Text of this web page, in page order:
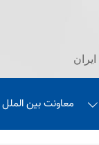
معاونت بین الملل